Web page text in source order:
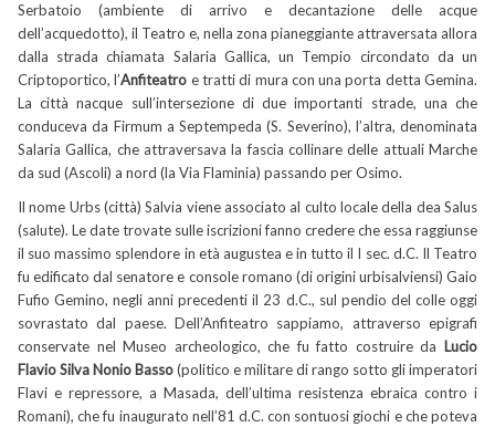
Serbatoio (ambiente di arrivo e decantazione delle acque
dell’acquedotto), il Teatro e, nella zona pianeggiante attraversata allora
dalla strada chiamata Salaria Gallica, un Tempio circondato da un
Criptoportico, l’Anfiteatro e tratti di mura con una porta detta Gemina.
La città nacque sull’intersezione di due importanti strade, una che
conduceva da Firmum a Septempeda (S. Severino), l’altra, denominata
Salaria Gallica, che attraversava la fascia collinare delle attuali Marche
da sud (Ascoli) a nord (la Via Flaminia) passando per Osimo.
Il nome Urbs (città) Salvia viene associato al culto locale della dea Salus
(salute). Le date trovate sulle iscrizioni fanno credere che essa raggiunse
il suo massimo splendore in età augustea e in tutto il I sec. d.C. Il Teatro
fu edificato dal senatore e console romano (di origini urbisalviensi) Gaio
Fufio Gemino, negli anni precedenti il 23 d.C., sul pendio del colle oggi
sovrastato dal paese. Dell’Anfiteatro sappiamo, attraverso epigrafi
conservate nel Museo archeologico, che fu fatto costruire da Lucio
Flavio Silva Nonio Basso(politico e militare di rango sotto gli imperatori
Flavi e repressore, a Masada, dell’ultima resistenza ebraica contro i
Romani), che fu inaugurato nell’81 d.C. con sontuosi giochi e che poteva